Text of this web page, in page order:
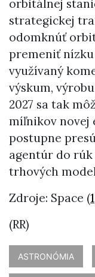
orbitálnej
strategickej
odomknúť
premeniť nízku
využívaný
výskum,
2027 sa tak
míľnikov novej
postupne
agentúr do
trhových
Zdroje: Space (1
(RR)
ASTRONÓMIA